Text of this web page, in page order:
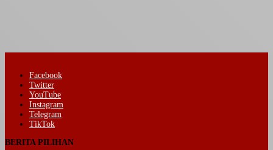
Facebook
Twitter
YouTube
Instagram
Telegram
TikTok
BERITA PILIHAN